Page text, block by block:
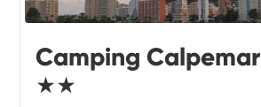
Camping Calpemar
★★